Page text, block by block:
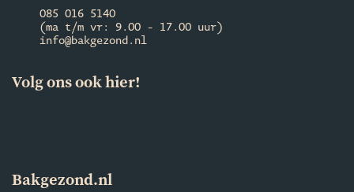
085 016 5140
(ma t/m vr: 9.00 - 17.00 uur)
info@bakgezond.nl
Volg ons ook hier!
Bakgezond.nl